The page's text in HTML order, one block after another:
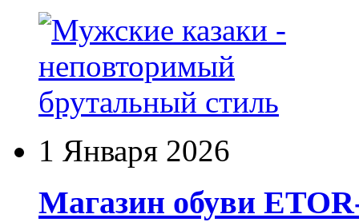
1 Января 2026
Магазин обуви